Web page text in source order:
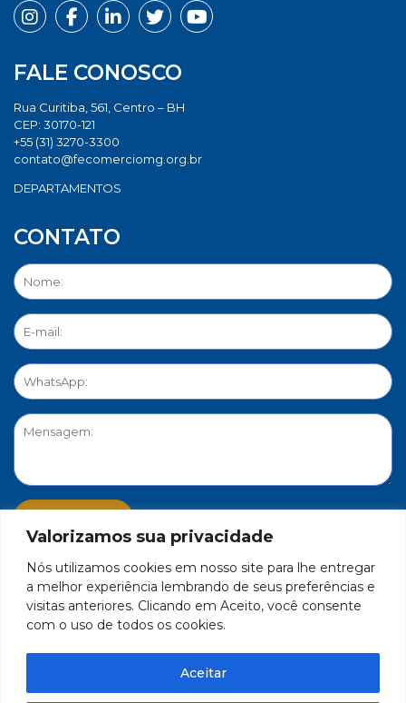
Valorizamos sua privacidade
Nós utilizamos cookies em nosso site para lhe entregar
a melhor experiência lembrando de seus preferências e
visitas anteriores. Clicando em Aceito, você consente
com o uso de todos os cookies.
Aceitar
FALE CONOSCO
Rua Curitiba, 561, Centro – BH
CEP: 30170-121
+55 (31) 3270-3300
contato@fecomerciomg.org.br
DEPARTAMENTOS
CONTATO
PORTAL DE PRIVACIDADE
17.271.982/0001-59